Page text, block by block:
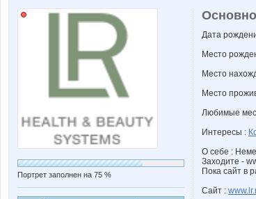
Портрет заполнен на 75 %
Дата
Место
Место
Место
Любимые
Интересы :
О себе :
Заходите -
Пока сайт в
Сайт :